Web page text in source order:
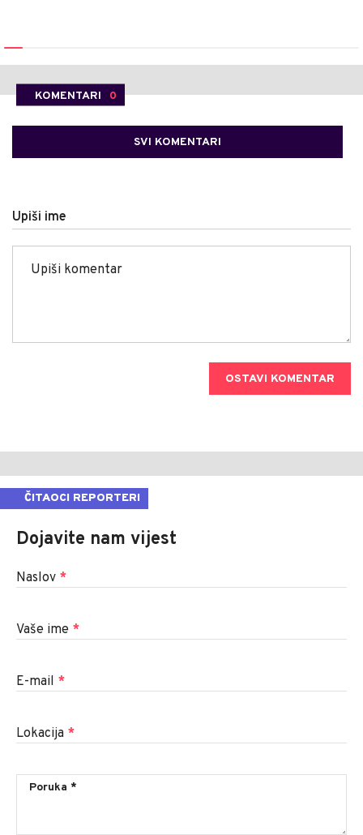
KOMENTARI 0
SVI KOMENTARI
Upiši ime
OSTAVI KOMENTAR
ČITAOCI REPORTERI
Dojavite nam vijest
Naslov *
Vaše ime *
E-mail *
Lokacija *